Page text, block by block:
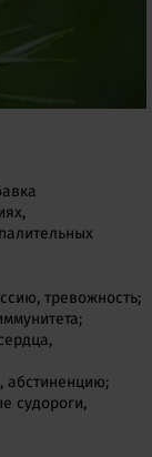
тревожность;
абстиненцию;
судороги,